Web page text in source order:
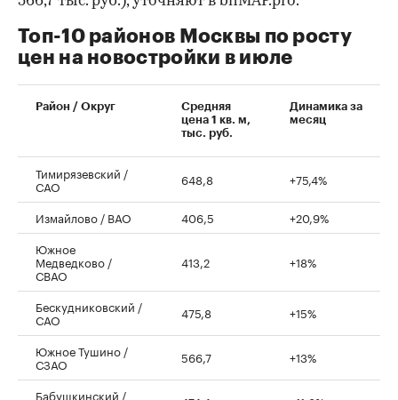
00:00 / 00:00
Топ-10 районов Москвы по росту
цен на новостройки в июле
Район / Округ
Средняя
цена 1 кв. м,
тыс. руб.
Динамика за
месяц
Тимирязевский /
САО 648,8 +75,4%
Измайлово / ВАО 406,5
+20,9%
Южное
Медведково /
СВАО
413,2 +18%
Бескудниковский /
САО 475,8 +15%
Южное Тушино /
СЗАО 566,7 +13%
Бабушкинский /